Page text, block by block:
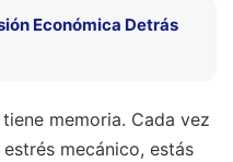
Económica Detrás
memoria. Cada vez
mecánico, estás